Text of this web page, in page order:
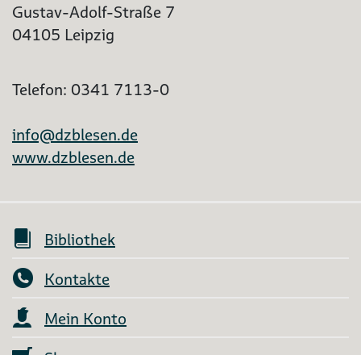
Gustav-Adolf-Straße 7
04105 Leipzig
Telefon: 0341 7113-0
info@dzblesen.de
www.dzblesen.de
Bibliothek
Kontakte
Mein Konto